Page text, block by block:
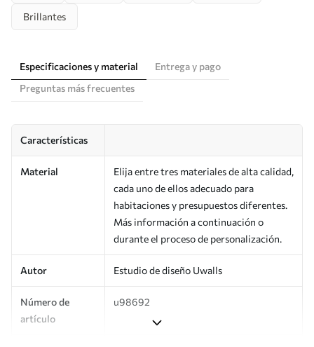
Brillantes
Especificaciones y material
Entrega y pago
Preguntas más frecuentes
Características
Material
Elija entre tres materiales de alta calidad,
cada uno de ellos adecuado para
habitaciones y presupuestos diferentes.
Más información a continuación o
durante el proceso de personalización.
Autor Estudio de diseño Uwalls
Número de
artículo
u98692